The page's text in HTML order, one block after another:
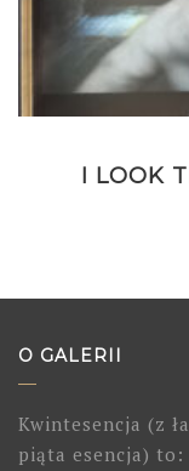
I LOOK
O GALERII
Kwintesencja (z
piąta esencja)